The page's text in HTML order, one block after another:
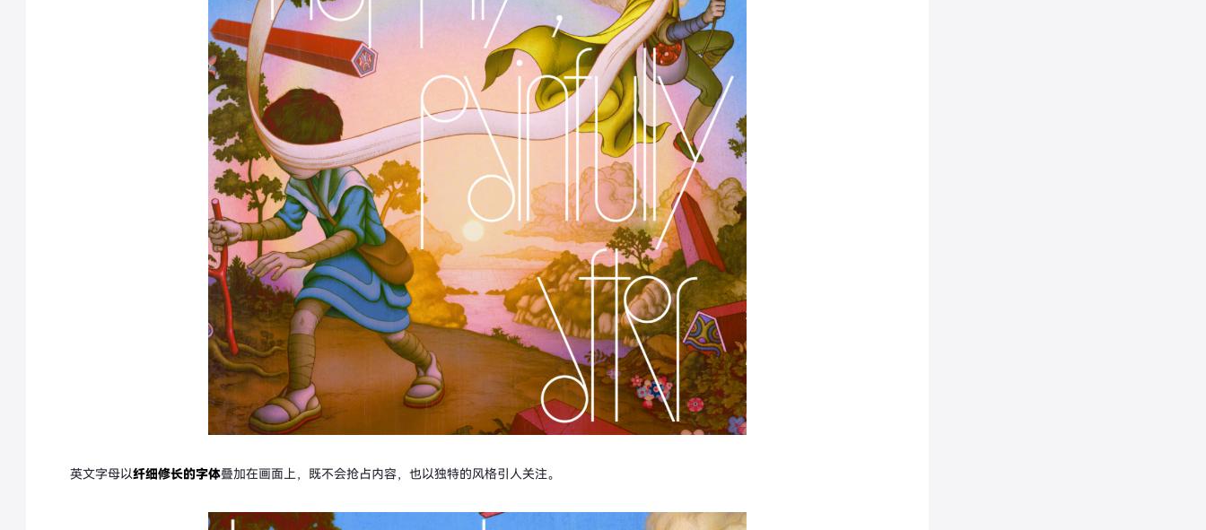
英文字母以纤细修长的字体叠加在画面上，既不会抢占内容，也以独特的风格引人关注。